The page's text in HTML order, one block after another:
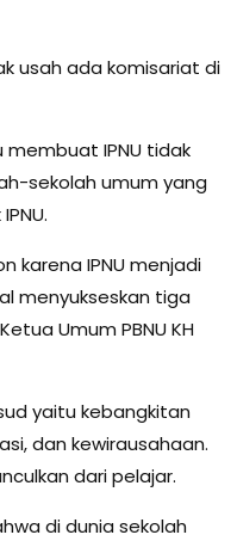
usah ada komisariat di
membuat IPNU tidak
sekolah umum yang
karena IPNU menjadi
menyukseskan tiga
Umum PBNU KH
yaitu kebangkitan
dan kewirausahaan.
dari pelajar.
di dunia sekolah